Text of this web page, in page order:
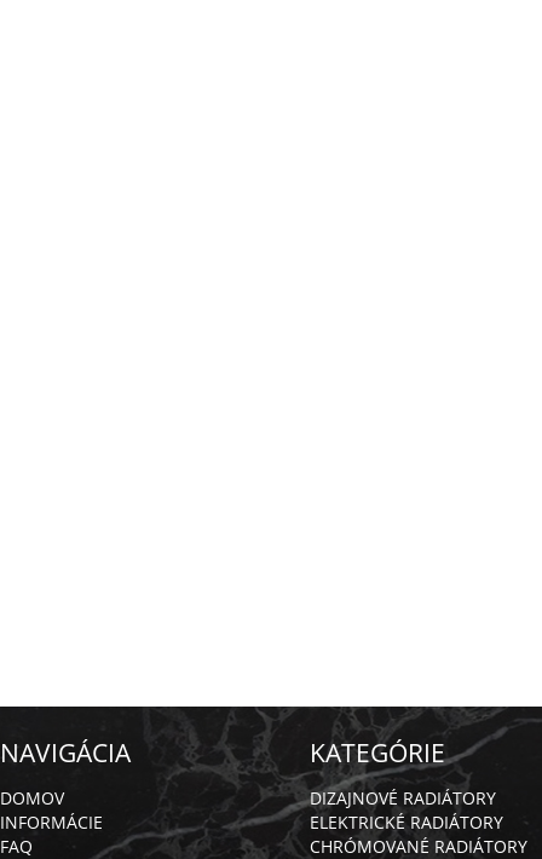
NAVIGÁCIA
DOMOV
INFORMÁCIE
FAQ
KATEGÓRIE
DIZAJNOVÉ RADIÁTORY
ELEKTRICKÉ RADIÁTORY
CHRÓMOVANÉ RADIÁTORY